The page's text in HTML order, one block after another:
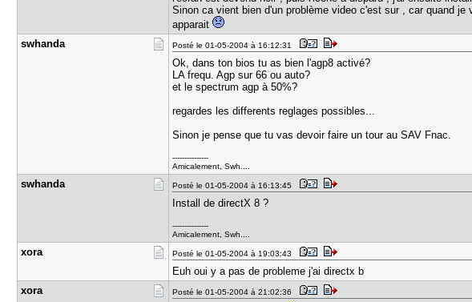
Sinon ca vient bien d'un problème video c'est sur , car quand
apparait
swhanda
Posté le 01-05-2004 à 16:12:31
Ok, dans ton bios tu as bien l'agp8 activé?
LA frequ. Agp sur 66 ou auto?
et le spectrum agp à 50%?
regardes les differents reglages possibles...
Sinon je pense que tu vas devoir faire un tour au SAV Fnac.
---------------
Amicalement, Swh....
swhanda Posté le 01-05-2004 à 16:13:45
Install de directX 8 ?
---------------
Amicalement, Swh....
xora Posté le 01-05-2004 à 19:03:43
Euh oui y a pas de probleme j'ai directx b
xora
Posté le 01-05-2004 à 21:02:36